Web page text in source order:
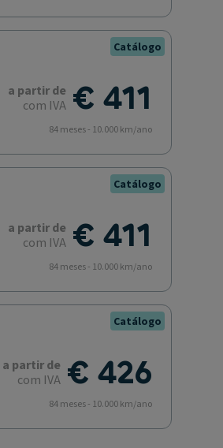
Catálogo
€ 411
a partir de
com IVA
84 meses - 10.000 km/ano
Catálogo
€ 411
a partir de
com IVA
84 meses - 10.000 km/ano
Catálogo
€ 426
a partir de
com IVA
84 meses - 10.000 km/ano